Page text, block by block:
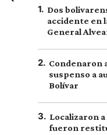
1. Dos
accidente en
General
2. Condenaron
suspenso a
Bolívar
3. Localizaron
fueron